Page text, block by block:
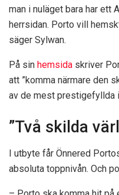
man i nuläget bara har ett
herrsidan. Porto vill
säger Sylwan.
På sin hemsida skriver
att ”komma närmare den
av de mest prestigefyllda
”Två skilda
I utbyte får Önnered
absoluta toppnivån. Och